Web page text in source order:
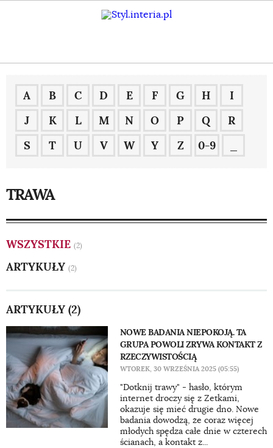
A B C D E F G H
I
J
K L M N O P Q
R
S
T U V W Y Z 0-9
TRAWA
WSZYSTKIE (2)
ARTYKUŁY (2)
ARTYKUŁY (2)
NOWE BADANIA NIEPOKOJĄ. TA
GRUPA POWOLI ZRYWA KONTAKT Z
RZECZYWISTOŚCIĄ
WTOREK, 30 WRZEŚNIA 2025 (05:55)
"Dotknij trawy" - hasło, którym
internet droczy się z Zetkami,
okazuje się mieć drugie dno. Nowe
badania dowodzą, że coraz więcej
młodych spędza całe dnie w czterech
ścianach, a kontakt z...